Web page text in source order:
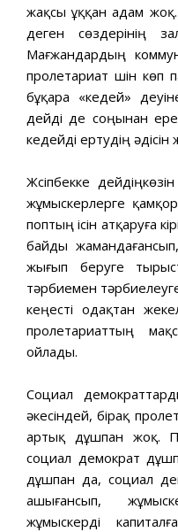
жақсы ұққан адам жоқ.
деген сөздерінің
Мағжандардың
пролетариат үшін көп
бұқара «кедей»
дейді де соңынан
кедейді ертудің əдісін
Жүсіпбекке
жұмыскерлерге
поптың ісін атқаруға
байды
жығып беруге
тəрбиемен
кеңесті одақтан
пролетариаттың
ойлады.
Социал
əкесіндей, бірақ
артық дұшпан жоқ.
социал демократ
дұшпан да, социал
ашығансып,
жұмыскерді